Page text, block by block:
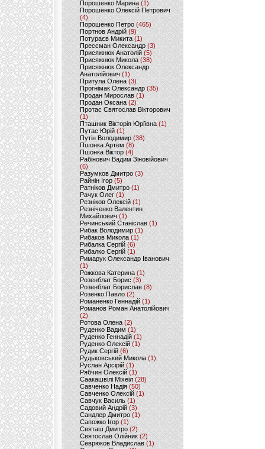
Порошенко Марина (1)
Порошенко Олексій Петрович
(4)
Порошенко Петро (465)
Портнов Андрій (9)
Потураєв Микита(1)
Прессман Олександр(3)
Присяжнюк Анатолій (5)
Присяжнюк Микола (38)
Присяжнюк Олександр
Анатолійович (1)
Притула Олена (3)
Прогнімак Олександр(35)
Продан Мирослав(1)
Продан Оксана (2)
Протас Святослав Вікторович
(1)
Пташник Вікторія Юріївна (1)
Путас Юрій (1)
Путін Володимир(38)
Пшонка Артем (8)
Пшонка Віктор(4)
Рабінович Вадим Зіновійович
(6)
Разумков Дмитро (3)
Райнін Ігор(5)
Ратніков Дмитро (1)
Рачук Олег (1)
Резніков Олексій(1)
Резніченко Валентин
Михайлович (1)
Речинський Станіслав (1)
Рибак Володимир(1)
Рибаков Микола(1)
Рибалка Сергій (6)
Рибалко Сергій (1)
Римарук Олександр Іванович
(1)
Рожкова Катерина(1)
Розенблат Борис (3)
Розенблат Борислав (8)
Розенко Павло (2)
Романенко Геннадій (1)
Романов Роман Анатолійович
(2)
Ротова Олена(2)
Руденко Вадим (1)
Руденко Геннадій (1)
Руденко Олексій(1)
Рудик Сергій(6)
Рудьковський Микола (1)
Руслан Арсірій(1)
Рябчин Олексій (1)
Саакашвілі Міхеіл(28)
Савченко Надія (50)
Савченко Олексій(1)
Савчук Василь (1)
Садовий Андрій (3)
Сандлер Дмитро(1)
Сапожко Ігор(1)
Святаш Дмитро (2)
Святослав Олійник (2)
Севрюков Владислав (1)